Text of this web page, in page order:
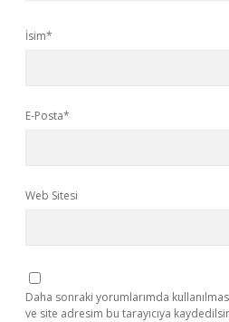
İsim*
E-Posta*
Web Sitesi
Daha sonraki yorumlarımda
ve site adresim bu tarayıcıya